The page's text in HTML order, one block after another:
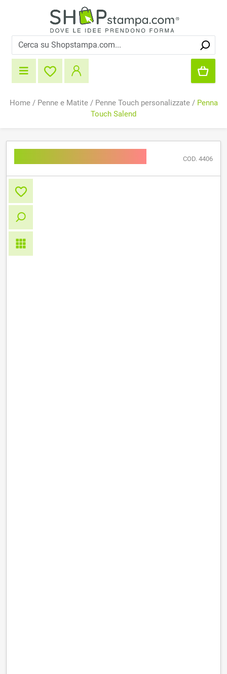
Home/ Penne e Matite/ Penne Touch personalizzate/ Penna
Touch Salend
COD. 4406